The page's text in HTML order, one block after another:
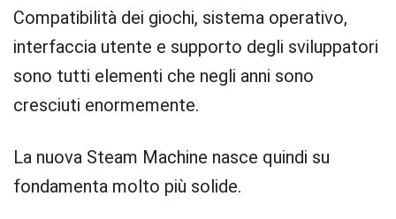
Compatibilità dei giochi, sistema operativo,
interfaccia utente e supporto degli sviluppatori
sono tutti elementi che negli anni sono
cresciuti enormemente.
La nuova Steam Machine nasce quindi su
fondamenta molto più solide.